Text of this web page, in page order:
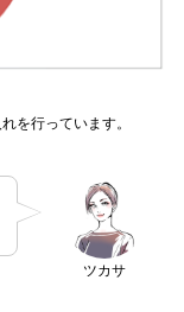
を行っています。
ツカサ